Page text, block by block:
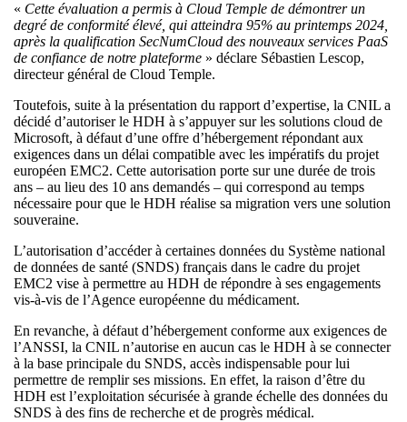
« Cette évaluation a permis à Cloud Temple de démontrer un
degré de conformité élevé, qui atteindra 95% au printemps 2024,
après la qualification SecNumCloud des nouveaux services PaaS
de confiance de notre plateforme » déclare Sébastien Lescop,
directeur général de Cloud Temple.
Toutefois, suite à la présentation du rapport d’expertise, la CNIL a
décidé d’autoriser le HDH à s’appuyer sur les solutions cloud de
Microsoft, à défaut d’une offre d’hébergement répondant aux
exigences dans un délai compatible avec les impératifs du projet
européen EMC2. Cette autorisation porte sur une durée de trois
ans – au lieu des 10 ans demandés – qui correspond au temps
nécessaire pour que le HDH réalise sa migration vers une solution
souveraine.
L’autorisation d’accéder à certaines données du Système national
de données de santé (SNDS) français dans le cadre du projet
EMC2 vise à permettre au HDH de répondre à ses engagements
vis-à-vis de l’Agence européenne du médicament.
En revanche, à défaut d’hébergement conforme aux exigences de
l’ANSSI, la CNIL n’autorise en aucun cas le HDH à se connecter
à la base principale du SNDS, accès indispensable pour lui
permettre de remplir ses missions. En effet, la raison d’être du
HDH est l’exploitation sécurisée à grande échelle des données du
SNDS à des fins de recherche et de progrès médical.